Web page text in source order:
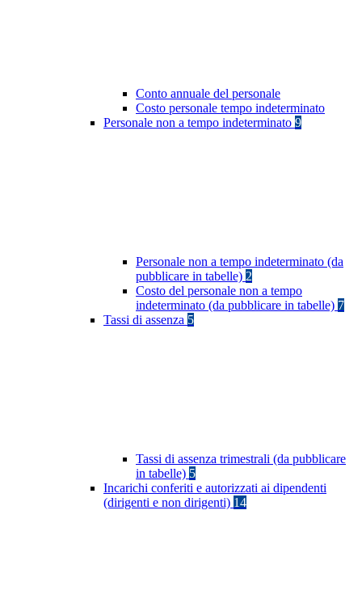
Conto annuale del personale
Costo personale tempo indeterminato
Personale non a tempo indeterminato 9
Personale non a tempo indeterminato (da
pubblicare in tabelle) 2
Costo del personale non a tempo
indeterminato (da pubblicare in tabelle) 7
Tassi di assenza 5
Tassi di assenza trimestrali (da pubblicare
in tabelle) 5
Incarichi conferiti e autorizzati ai dipendenti
(dirigenti e non dirigenti) 14